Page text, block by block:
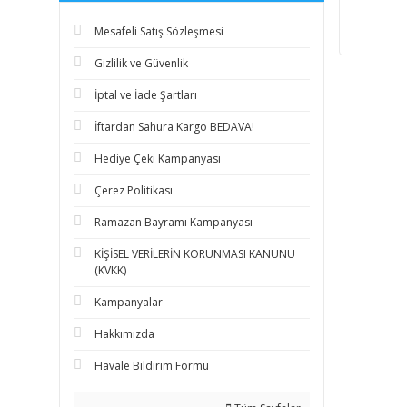
Mesafeli Satış Sözleşmesi
Gizlilik ve Güvenlik
İptal ve İade Şartları
İftardan Sahura Kargo BEDAVA!
Hediye Çeki Kampanyası
Çerez Politikası
Ramazan Bayramı Kampanyası
KİŞİSEL VERİLERİN KORUNMASI KANUNU
(KVKK)
Kampanyalar
Hakkımızda
Havale Bildirim Formu